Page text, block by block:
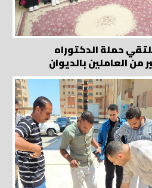
حملة الدكتوراه
من العاملين بالديوان